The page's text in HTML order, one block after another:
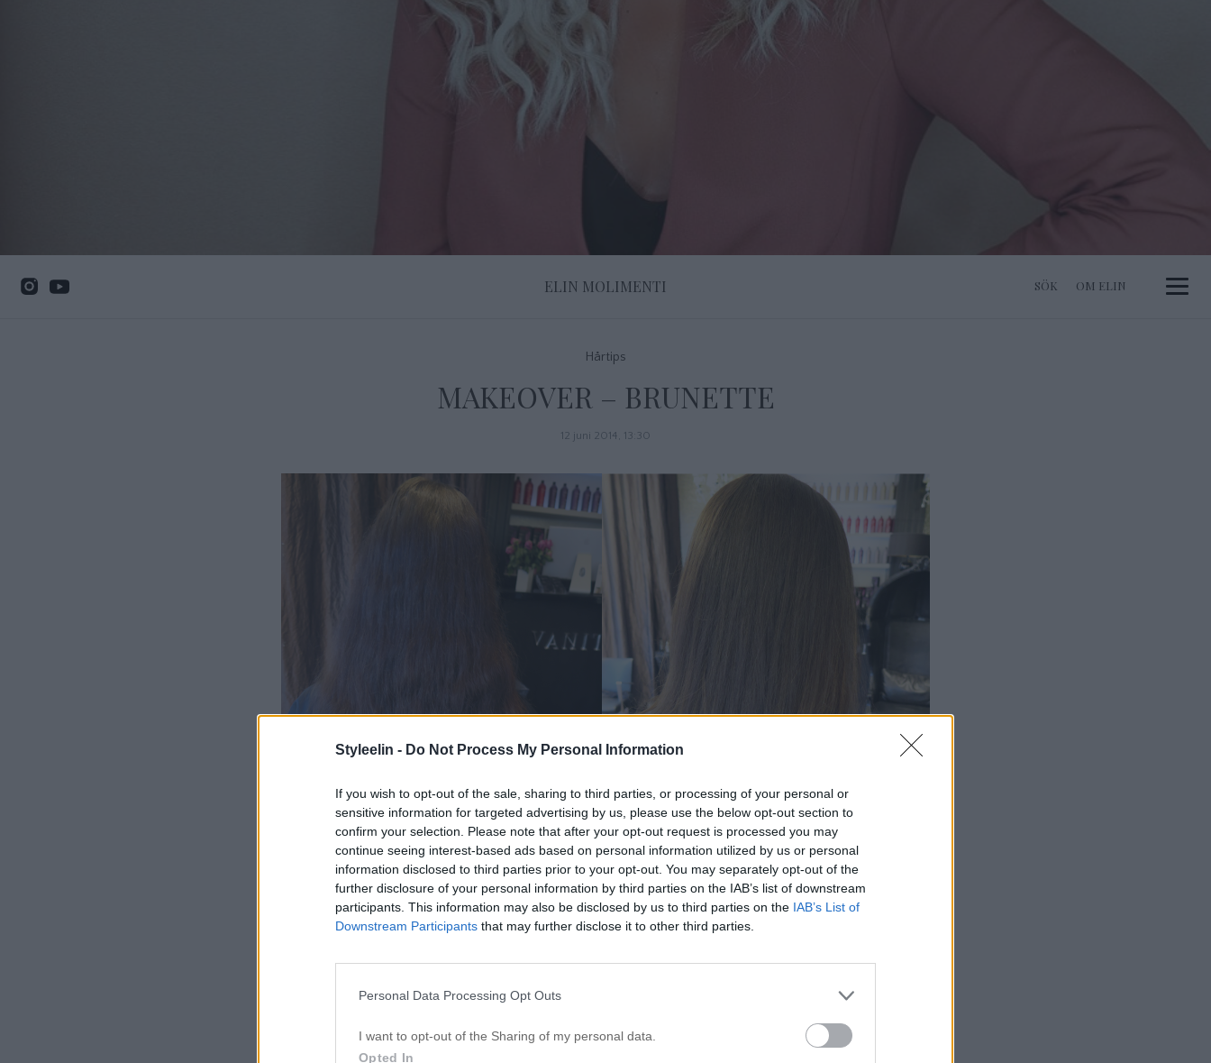
Styleelin - Do Not Process My Personal Information
If you wish to opt-out of the sale, sharing to third parties, or processing of your personal or
sensitive information for targeted advertising by us, please use the below opt-out section to
confirm your selection. Please note that after your opt-out request is processed you may
continue seeing interest-based ads based on personal information utilized by us or personal
information disclosed to third parties prior to your opt-out. You may separately opt-out of the
further disclosure of your personal information by third parties on the IAB’s list of downstream
participants. This information may also be disclosed by us to third parties on the IAB’s List of
Downstream Participants that may further disclose it to other third parties.
Personal Data Processing Opt Outs
I want to opt-out of the Sharing of my personal data.
Opted In
ELIN MOLIMENTI OM ELIN Toggle
Hårtips
MAKEOVER – BRUNETTE
12 juni 2014, 13:30
Denna vecka är det brunetternas vecka.Denna kund ville göra en helrenovering med
sitt hår, klippa en ordentlig frisyr och ändra hårfärgen. Jag tycker långt hår är väldigt fint,